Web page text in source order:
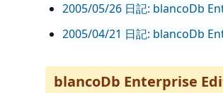
2005/05/26 日記: blancoDb
2005/04/21 日記: blancoDb
blancoDb Enterprise